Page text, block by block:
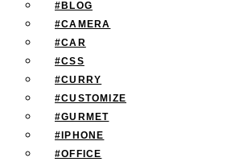
#BLOG
#CAMERA
#CAR
#CSS
#CURRY
#CUSTOMIZE
#GURMET
#IPHONE
#OFFICE